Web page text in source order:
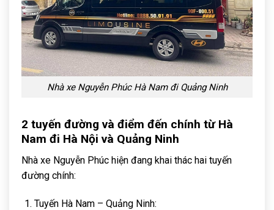
Nhà xe Nguyễn Phúc Hà Nam đi Quảng Ninh
2 tuyến đường và điểm đến chính từ Hà
Nam đi Hà Nội và Quảng Ninh
Nhà xe Nguyễn Phúc hiện đang khai thác hai tuyến
đường chính:
Tuyến Hà Nam – Quảng Ninh: